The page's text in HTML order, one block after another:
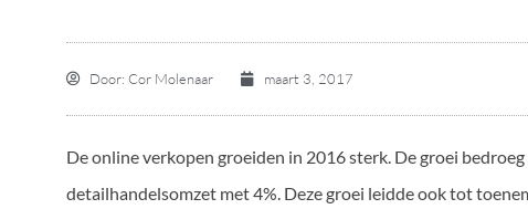
Door: Cor Molenaar maart 3, 2017
De online verkopen groeiden in 2016 sterk. De groei
detailhandelsomzet met 4%. Deze groei leidde ook tot